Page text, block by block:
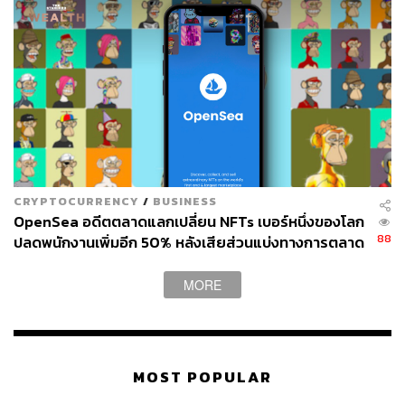
CRYPTOCURRENCY / BUSINESS
OpenSea อดีตตลาดแลกเปลี่ยน NFTs เบอร์หนึ่งของโลก
ปลดพนักงานเพิ่มอีก 50% หลังเสียส่วนแบ่งทางการตลาด
88
MORE
MOST POPULAR